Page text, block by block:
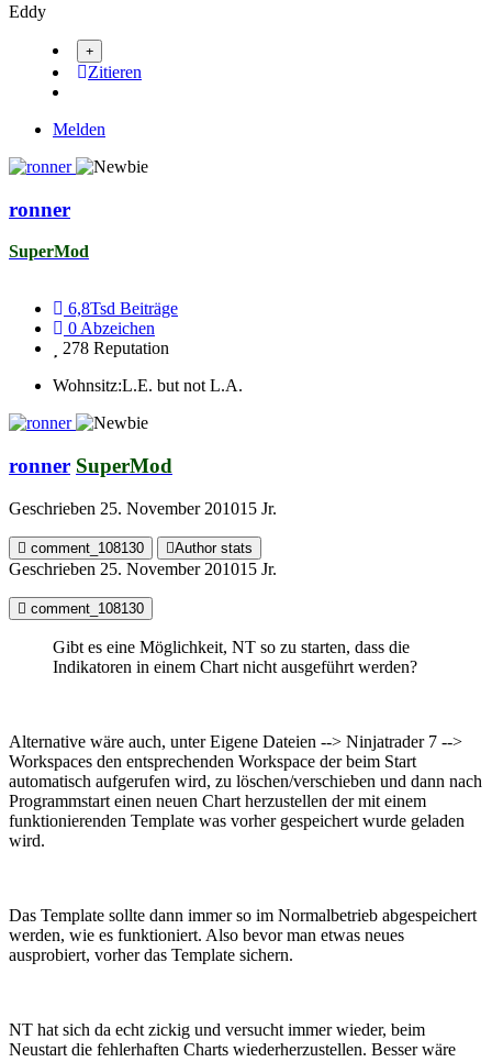
Eddy
Zitieren
Melden
ronner
SuperMod
6,8Tsd Beiträge
0 Abzeichen
278 Reputation
Wohnsitz:L.E. but not L.A.
ronner SuperMod
Geschrieben 25. November 201015 Jr.
comment_108130 Author stats
Geschrieben 25. November 201015 Jr.
comment_108130
Gibt es eine Möglichkeit, NT so zu starten, dass die
Indikatoren in einem Chart nicht ausgeführt werden?
Alternative wäre auch, unter Eigene Dateien --> Ninjatrader 7 -->
Workspaces den entsprechenden Workspace der beim Start
automatisch aufgerufen wird, zu löschen/verschieben und dann nach
Programmstart einen neuen Chart herzustellen der mit einem
funktionierenden Template was vorher gespeichert wurde geladen
wird.
Das Template sollte dann immer so im Normalbetrieb abgespeichert
werden, wie es funktioniert. Also bevor man etwas neues
ausprobiert, vorher das Template sichern.
NT hat sich da echt zickig und versucht immer wieder, beim
Neustart die fehlerhaften Charts wiederherzustellen. Besser wäre